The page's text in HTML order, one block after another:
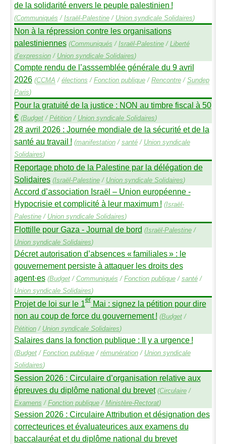
de la solidarité envers le peuple palestinien !
(Communiqués / Israël-Palestine/ Union syndicale Solidaires)
Non à la répression contre les organisations
palestiniennes (Communiqués / Israël-Palestine/ Liberté
d’expression/ Union syndicale Solidaires)
Compte rendu de l’asssemblée générale du 9 avril
2026 (CCMA / élections / Fonction publique/ Rencontre/ Sundep
Paris)
Pour la gratuité de la justice : NON au timbre fiscal à 50
€ (Budget/ Pétition/ Union syndicale Solidaires)
28 avril 2026 : Journée mondiale de la sécurité et de la
santé au travail ! (manifestation/ santé/ Union syndicale
Solidaires)
Reportage photo de la Palestine par la délégation de
Solidaires (Israël-Palestine/ Union syndicale Solidaires)
Accord d’association Israël – Union européenne -
Hypocrisie et complicité à leur maximum ! (Israël-
Palestine/ Union syndicale Solidaires)
Flottille pour Gaza - Journal de bord (Israël-Palestine/
Union syndicale Solidaires)
Décret autorisation d’absences «familiales» : le
gouvernement persiste à attaquer les droits des
agent·es (Budget/ Communiqués / Fonction publique/ santé/
Union syndicale Solidaires)
Projet de loi sur le 1erMai : signez la pétition pour dire
non au coup de force du gouvernement ! (Budget/
Pétition/ Union syndicale Solidaires)
Salaires dans la fonction publique : Il y a urgence !
(Budget/ Fonction publique/ rémunération/ Union syndicale
Solidaires)
Session 2026 : Circulaire d’organisation relative aux
épreuves du diplôme national du brevet (Circulaire/
Examens / Fonction publique/ Ministère-Rectorat)
Session 2026 : Circulaire Attribution et désignation des
correcteurices et évaluateurices aux examens du
baccalauréat et du diplôme national du brevet